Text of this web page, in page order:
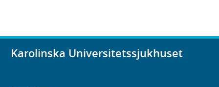
Karolinska Universitetssjukhuset